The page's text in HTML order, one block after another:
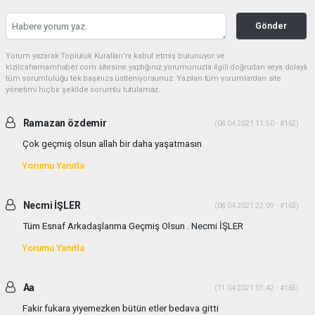
Gönder
Yorum yazarak Topluluk Kuralları’nı kabul etmiş bulunuyor ve
kizilcahamamhaber.com sitesine yaptığınız yorumunuzla ilgili doğrudan veya dolaylı
tüm sorumluluğu tek başınıza üstleniyorsunuz. Yazılan tüm yorumlardan site
yönetimi hiçbir şekilde sorumlu tutulamaz.
Ramazan özdemir (08.04.2021 11:50 - #162)
Çok geçmiş olsun allah bir daha yaşatmasın
Yorumu Yanıtla
Necmi İŞLER (08.04.2021 22:09 - #163)
Tüm Esnaf Arkadaşlarıma Geçmiş Olsun . Necmi İŞLER
Yorumu Yanıtla
Aa (11.04.2021 01:42 - #165)
Fakir fukara yiyemezken bütün etler bedava gitti